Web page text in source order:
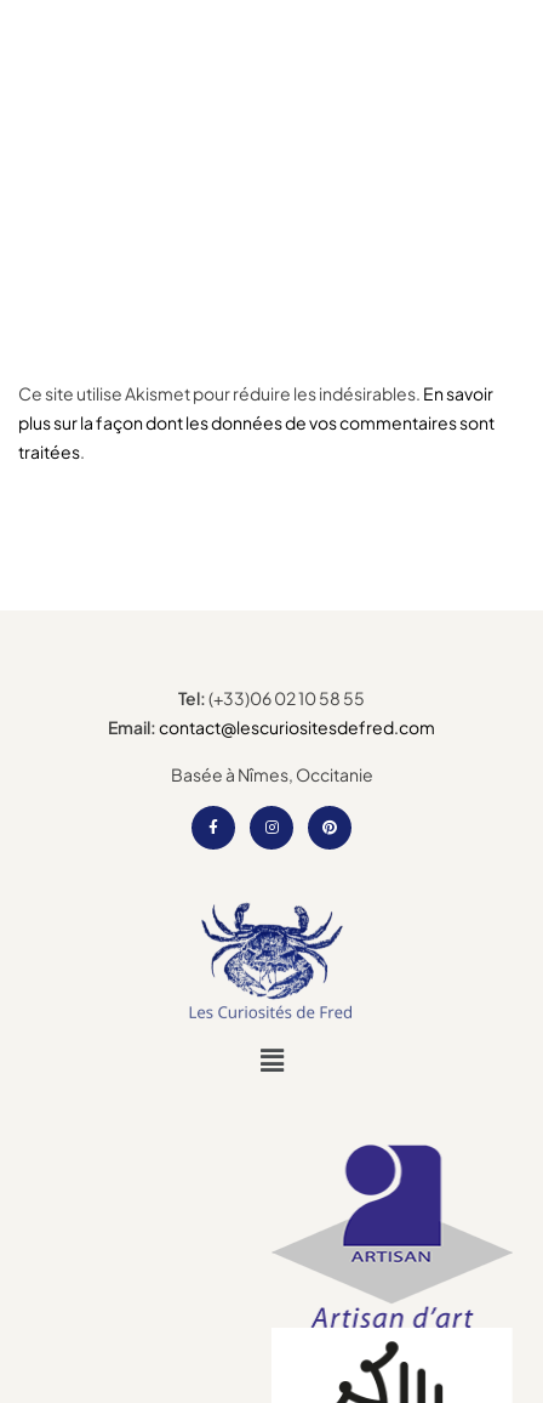
Ce site utilise Akismet pour réduire les indésirables. En savoir
plus sur la façon dont les données de vos commentaires sont
traitées.
Tel:(+33)06 02 10 58 55
Email:contact@lescuriositesdefred.com
Basée à Nîmes, Occitanie